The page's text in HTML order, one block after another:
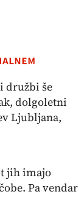
družbi še
dolgoletni
Ljubljana,
jih imajo
Pa vendar